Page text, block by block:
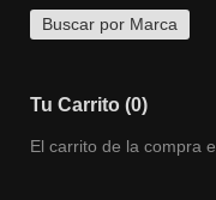
Tu Carrito (0)
El carrito de la compra